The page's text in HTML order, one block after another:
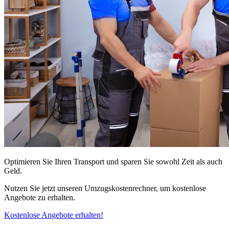
Optimieren Sie Ihren Transport und sparen Sie sowohl Zeit als auch
Geld.
Nutzen Sie jetzt unseren Umzugskostenrechner, um kostenlose
Angebote zu erhalten.
Kostenlose Angebote erhalten!